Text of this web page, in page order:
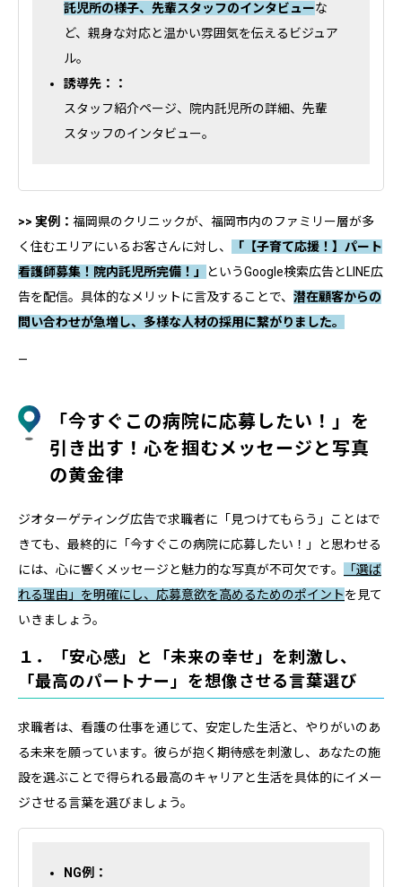
託児所の様子、先輩スタッフのインタビューな
ど、親身な対応と温かい雰囲気を伝えるビジュア
ル。
誘導先：：
スタッフ紹介ページ、院内託児所の詳細、先輩
スタッフのインタビュー。
>> 実例： 福岡県のクリニックが、福岡市内のファミリー層が多
く住むエリアにいるお客さんに対し、
「【子育て応援！】パート
看護師募集！院内託児所完備！」
というGoogle検索広告とLINE広
告を配信。具体的なメリットに言及することで、 潜在顧客からの
問い合わせが急増し、多様な人材の採用に繋がりました。
—
「今すぐこの病院に応募したい！」を
引き出す！心を掴むメッセージと写真
の黄金律
ジオターゲティング広告で求職者に「見つけてもらう」ことはで
きても、最終的に「今すぐこの病院に応募したい！」と思わせる
には、心に響くメッセージと魅力的な写真が不可欠です。
「選ば
れる理由」を明確にし、応募意欲を高めるためのポイントを見て
いきましょう。
１．「安心感」と「未来の幸せ」を刺激し、
「最高のパートナー」を想像させる言葉選び
求職者は、看護の仕事を通じて、安定した生活と、やりがいのあ
る未来を願っています。彼らが抱く期待感を刺激し、あなたの施
設を選ぶことで得られる最高のキャリアと生活を具体的にイメー
ジさせる言葉を選びましょう。
NG例：